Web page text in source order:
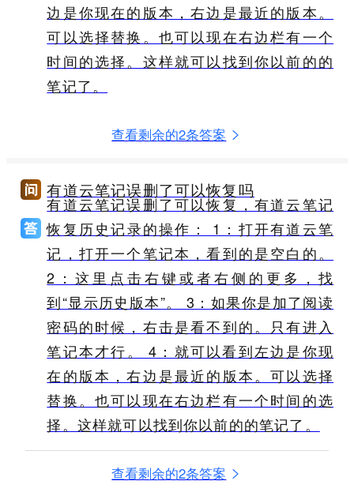
边是你现在的版本，右边是最近的版本。
可以选择替换。也可以现在右边栏有一个
时间的选择。这样就可以找到你以前的的
笔记了。
查看剩余的2条答案
有道云笔记误删了可以恢复吗
有道云笔记误删了可以恢复，有道云笔记
恢复历史记录的操作： 1：打开有道云笔
记，打开一个笔记本，看到的是空白的。
2：这里点击右键或者右侧的更多，找
到“显示历史版本”。 3：如果你是加了阅读
密码的时候，右击是看不到的。只有进入
笔记本才行。 4：就可以看到左边是你现
在的版本，右边是最近的版本。可以选择
替换。也可以现在右边栏有一个时间的选
择。这样就可以找到你以前的的笔记了。
查看剩余的2条答案